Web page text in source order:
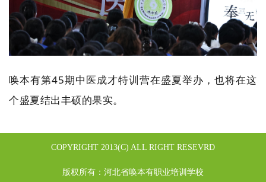
唤本有第45期中医成才特训营在盛夏举办，也将在这
个盛夏结出丰硕的果实。
COPYRIGHT 2013(C) ALL RIGHT RESEVRD
版权所有： 河北省唤本有职业培训学校